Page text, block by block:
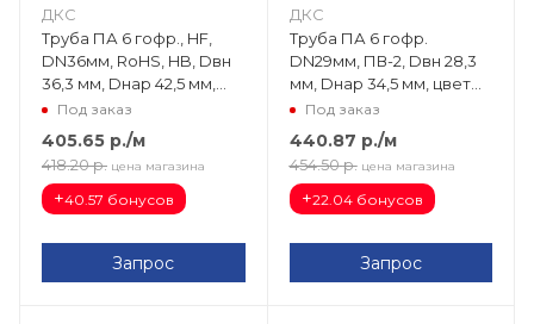
ДКС
Труба ПА 6 гофр., HF,
DN36мм, RoHS, HB, Dвн
36,3 мм, Dнар 42,5 мм,
цвет чёрный, без
протяжки PA603643HB
Под заказ
405.65 р./м
418.20 р. цена магазина
+40.57 бонусов
Запрос
ДКС
Труба ПА 6 гофр.
DN29мм, ПВ-2, Dвн 28,3
мм, Dнар 34,5 мм, цвет
чёрный PA602935F2
Под заказ
440.87 р./м
454.50 р. цена магазина
+22.04 бонусов
Запрос